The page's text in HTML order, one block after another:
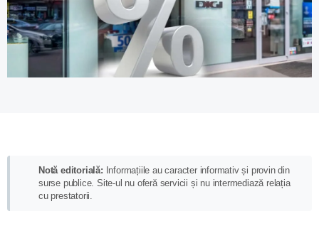
Notă editorială: Informațiile au caracter informativ și provin din
surse publice. Site-ul nu oferă servicii și nu intermediază relația
cu prestatorii.